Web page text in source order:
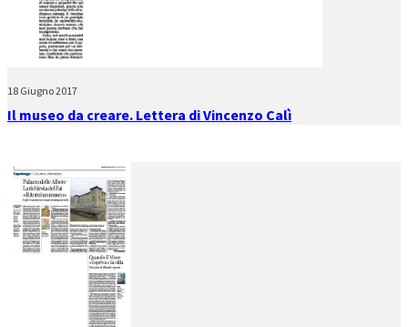
18 Giugno 2017
Il museo da creare. Lettera di Vincenzo Calì